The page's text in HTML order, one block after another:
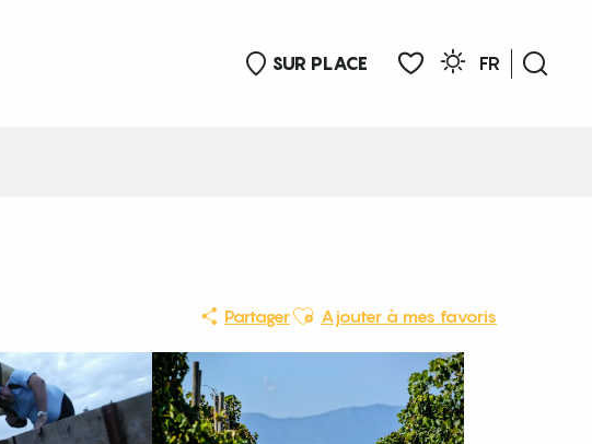
SUR PLACE
FR
PartagerAjouter aux favoris
Ajouter à mes favoris